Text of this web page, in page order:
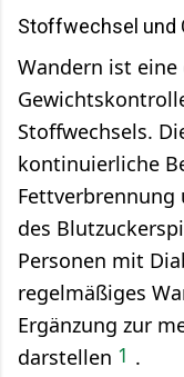
Stoffwechsel und
Wandern ist
Stoffwechsels.
kontinuierliche
des
Personen mit
regelmäßiges
Ergänzung zur
darstellen 1 .